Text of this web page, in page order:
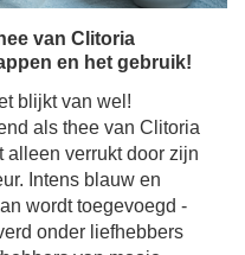
als thee van Clitoria
verrukt door zijn
Intens blauw en
wordt toegevoegd -
onder liefhebbers
van mooie,